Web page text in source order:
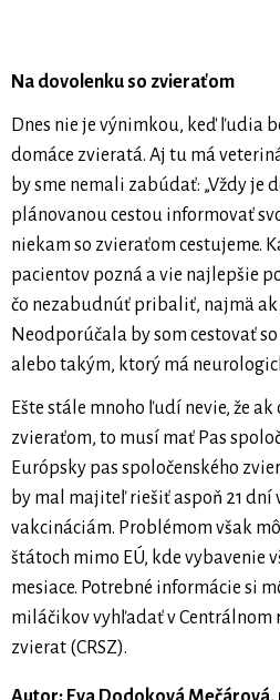
Na dovolenku so zvieraťom
Dnes nie je výnimkou, keď ľudia
domáce zvieratá. Aj tu má
by sme nemali zabúdať: „Vždy je
plánovanou cestou informovať
niekam so zvieraťom cestujeme.
pacientov pozná a vie najlepšie
čo nezabudnúť pribaliť, najmä ak
Neodporúčala by som cestovať
alebo takým, ktorý má
Ešte stále mnoho ľudí nevie, že
zvieraťom, to musí mať Pas
Európsky pas spoločenského
by mal majiteľ riešiť aspoň 21
vakcináciám. Problémom však
štátoch mimo EÚ, kde vybavenie
mesiace. Potrebné informácie si
miláčikov vyhľadať v Centrálnom
zvierat (CRSZ).